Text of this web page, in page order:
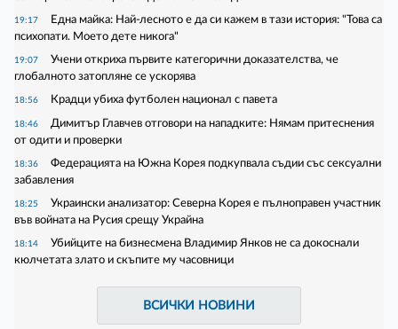
19:17
Една майка: Най-лесното е да си кажем в тази история: "Това са
психопати. Моето дете никога"
19:07
Учени откриха първите категорични доказателства, че
глобалното затопляне се ускорява
18:56 Крадци убиха футболен национал с павета
18:46
Димитър Главчев отговори на нападките: Нямам притеснения
от одити и проверки
18:36
Федерацията на Южна Корея подкупвала съдии със сексуални
забавления
18:25
Украински анализатор: Северна Корея е пълноправен участник
във войната на Русия срещу Украйна
18:14
Убийците на бизнесмена Владимир Янков не са докоснали
кюлчетата злато и скъпите му часовници
ВСИЧКИ НОВИНИ